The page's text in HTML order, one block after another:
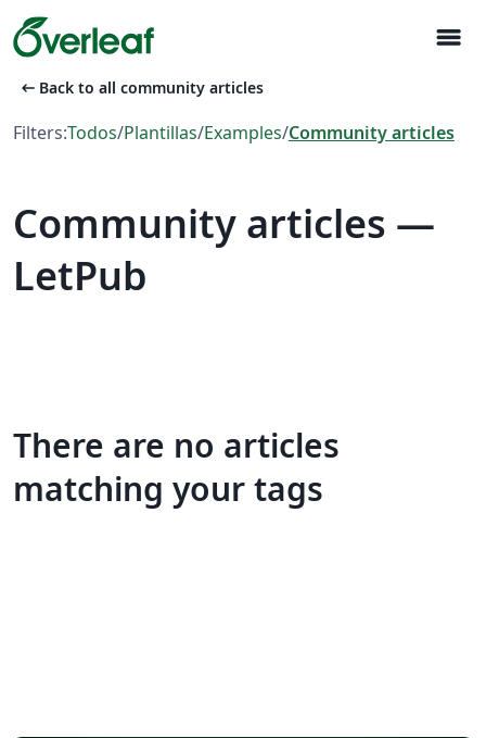
menu
arrow_left_alt Back to all community articles
Filters:Todos/Plantillas/Examples/Community articles
Community articles —
LetPub
There are no articles
matching your tags